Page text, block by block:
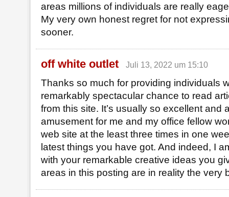
areas millions of individuals are really
My very own honest regret for not
sooner.
off white outlet Juli 13, 2022 um 15:10
Thanks so much for providing individuals
remarkably spectacular chance to read
from this site. It’s usually so excellent and
amusement for me and my office fellow
web site at the least three times in one
latest things you have got. And indeed, I
with your remarkable creative ideas you
areas in this posting are in reality the very